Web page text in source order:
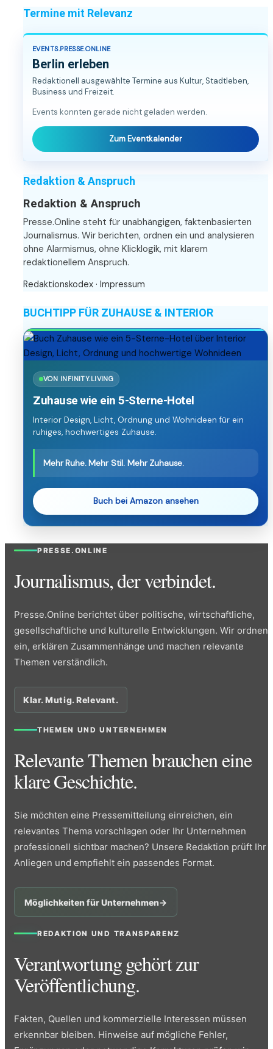
Termine mit Relevanz
EVENTS.PRESSE.ONLINE
Berlin erleben
Redaktionell ausgewählte Termine aus Kultur, Stadtleben,
Business und Freizeit.
Events konnten gerade nicht geladen werden.
Zum Eventkalender
Redaktion & Anspruch
Redaktion & Anspruch
Presse.Online steht für unabhängigen, faktenbasierten
Journalismus. Wir berichten, ordnen ein und analysieren
ohne Alarmismus, ohne Klicklogik, mit klarem
redaktionellem Anspruch.
Redaktionskodex · Impressum
BUCHTIPP FÜR ZUHAUSE & INTERIOR
VON INFINITY.LIVING
Zuhause wie ein 5-Sterne-Hotel
Interior Design, Licht, Ordnung und Wohnideen für ein
ruhiges, hochwertiges Zuhause.
Mehr Ruhe. Mehr Stil. Mehr Zuhause.
Buch bei Amazon ansehen
PRESSE.ONLINE
Journalismus, der verbindet.
Presse.Online berichtet über politische, wirtschaftliche,
gesellschaftliche und kulturelle Entwicklungen. Wir ordnen
ein, erklären Zusammenhänge und machen relevante
Themen verständlich.
Klar. Mutig. Relevant.
THEMEN UND UNTERNEHMEN
Relevante Themen brauchen eine
klare Geschichte.
Sie möchten eine Pressemitteilung einreichen, ein
relevantes Thema vorschlagen oder Ihr Unternehmen
professionell sichtbar machen? Unsere Redaktion prüft Ihr
Anliegen und empfiehlt ein passendes Format.
Möglichkeiten für Unternehmen→
REDAKTION UND TRANSPARENZ
Verantwortung gehört zur
Veröffentlichung.
Fakten, Quellen und kommerzielle Interessen müssen
erkennbar bleiben. Hinweise auf mögliche Fehler,